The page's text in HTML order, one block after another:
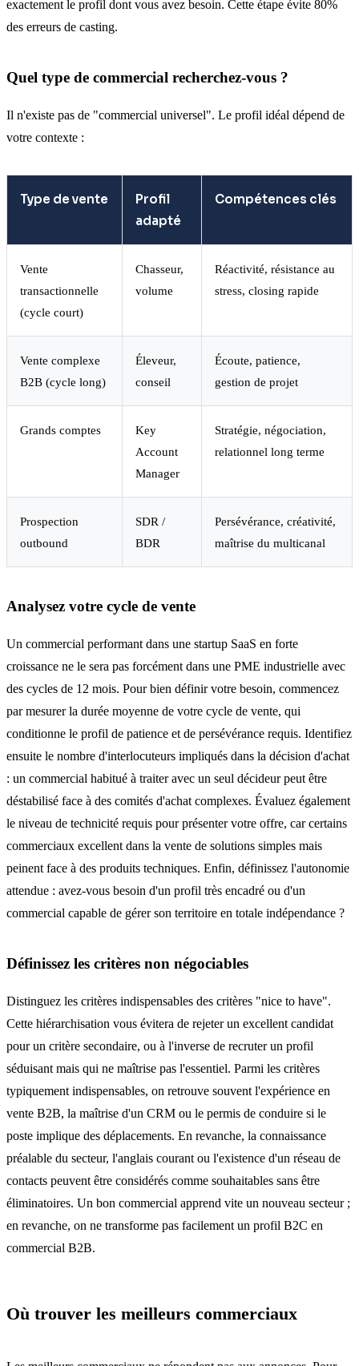
exactement le profil dont vous avez besoin. Cette étape évite 80%
des erreurs de casting.
Quel type de commercial recherchez-vous ?
Il n'existe pas de "commercial universel". Le profil idéal dépend de
votre contexte :
Type de vente
Profil
adapté
Compétences clés
Vente
transactionnelle
(cycle court)
Chasseur,
volume
Réactivité, résistance au
stress, closing rapide
Vente complexe
B2B (cycle long)
Éleveur,
conseil
Écoute, patience,
gestion de projet
Grands comptes
Key
Account
Manager
Stratégie, négociation,
relationnel long terme
Prospection
outbound
SDR /
BDR
Persévérance, créativité,
maîtrise du multicanal
Analysez votre cycle de vente
Un commercial performant dans une startup SaaS en forte
croissance ne le sera pas forcément dans une PME industrielle avec
des cycles de 12 mois. Pour bien définir votre besoin, commencez
par mesurer la durée moyenne de votre cycle de vente, qui
conditionne le profil de patience et de persévérance requis. Identifiez
ensuite le nombre d'interlocuteurs impliqués dans la décision d'achat
: un commercial habitué à traiter avec un seul décideur peut être
déstabilisé face à des comités d'achat complexes. Évaluez également
le niveau de technicité requis pour présenter votre offre, car certains
commerciaux excellent dans la vente de solutions simples mais
peinent face à des produits techniques. Enfin, définissez l'autonomie
attendue : avez-vous besoin d'un profil très encadré ou d'un
commercial capable de gérer son territoire en totale indépendance ?
Définissez les critères non négociables
Distinguez les critères indispensables des critères "nice to have".
Cette hiérarchisation vous évitera de rejeter un excellent candidat
pour un critère secondaire, ou à l'inverse de recruter un profil
séduisant mais qui ne maîtrise pas l'essentiel. Parmi les critères
typiquement indispensables, on retrouve souvent l'expérience en
vente B2B, la maîtrise d'un CRM ou le permis de conduire si le
poste implique des déplacements. En revanche, la connaissance
préalable du secteur, l'anglais courant ou l'existence d'un réseau de
contacts peuvent être considérés comme souhaitables sans être
éliminatoires. Un bon commercial apprend vite un nouveau secteur ;
en revanche, on ne transforme pas facilement un profil B2C en
commercial B2B.
Où trouver les meilleurs commerciaux